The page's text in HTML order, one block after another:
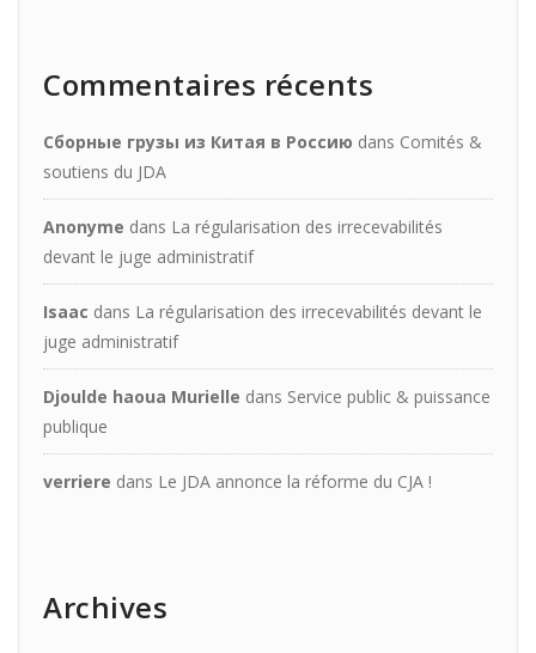
Commentaires récents
Сборные грузы из Китая в Россию dans Comités &
soutiens du JDA
Anonyme dans La régularisation des irrecevabilités
devant le juge administratif
Isaac dans La régularisation des irrecevabilités devant le
juge administratif
Djoulde haoua Murielle dans Service public & puissance
publique
verriere dans Le JDA annonce la réforme du CJA !
Archives